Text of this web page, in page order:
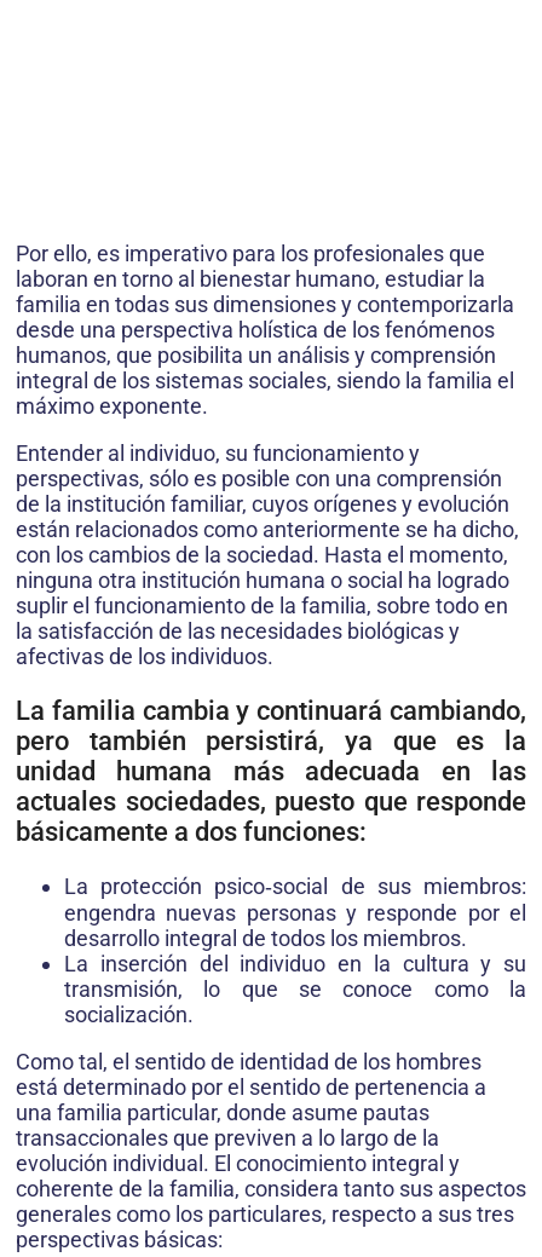
Por ello, es imperativo para los profesionales que
laboran en torno al bienestar humano, estudiar la
familia en todas sus dimensiones y contemporizarla
desde una perspectiva holística de los fenómenos
humanos, que posibilita un análisis y comprensión
integral de los sistemas sociales, siendo la familia el
máximo exponente.
Entender al individuo, su funcionamiento y
perspectivas, sólo es posible con una comprensión
de la institución familiar, cuyos orígenes y evolución
están relacionados como anteriormente se ha dicho,
con los cambios de la sociedad. Hasta el momento,
ninguna otra institución humana o social ha logrado
suplir el funcionamiento de la familia, sobre todo en
la satisfacción de las necesidades biológicas y
afectivas de los individuos.
La familia cambia y continuará cambiando,
pero también persistirá, ya que es la
unidad humana más adecuada en las
actuales sociedades, puesto que responde
básicamente a dos funciones:
La protección psico‑social de sus miembros:
engendra nuevas personas y responde por el
desarrollo integral de todos los miembros.
La inserción del individuo en la cultura y su
transmisión, lo que se conoce como la
socialización.
Como tal, el sentido de identidad de los hombres
está determinado por el sentido de pertenencia a
una familia particular, donde asume pautas
transaccionales que previven a lo largo de la
evolución individual. El conocimiento integral y
coherente de la familia, considera tanto sus aspectos
generales como los particulares, respecto a sus tres
perspectivas básicas: